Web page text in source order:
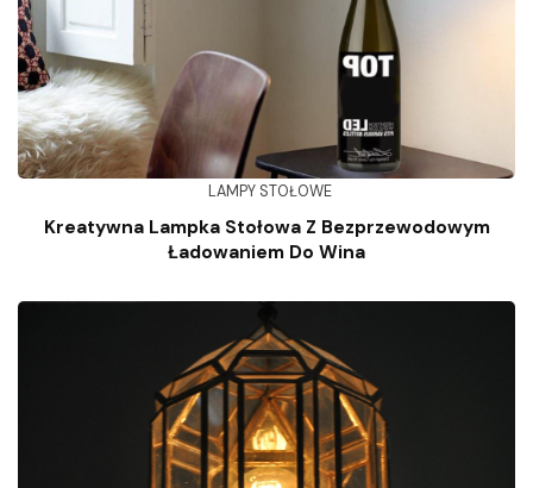
LAMPY STOŁOWE
Kreatywna Lampka Stołowa Z Bezprzewodowym
Ładowaniem Do Wina